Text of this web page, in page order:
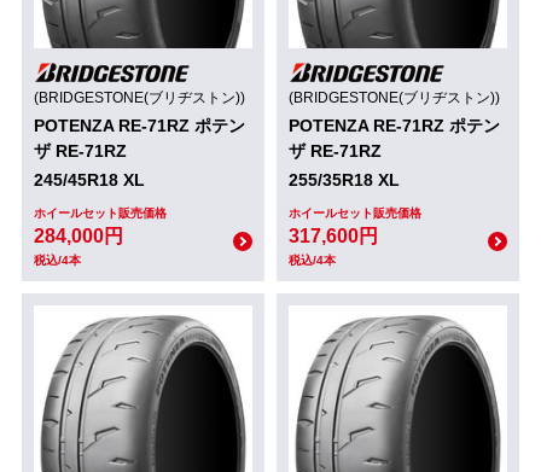
(BRIDGESTONE(ブリヂストン))
POTENZA RE-71RZ ポテン
ザ RE-71RZ
245/45R18 XL
ホイールセット販売価格
284,000円
税込/4本
(BRIDGESTONE(ブリヂストン))
POTENZA RE-71RZ ポテン
ザ RE-71RZ
255/35R18 XL
ホイールセット販売価格
317,600円
税込/4本